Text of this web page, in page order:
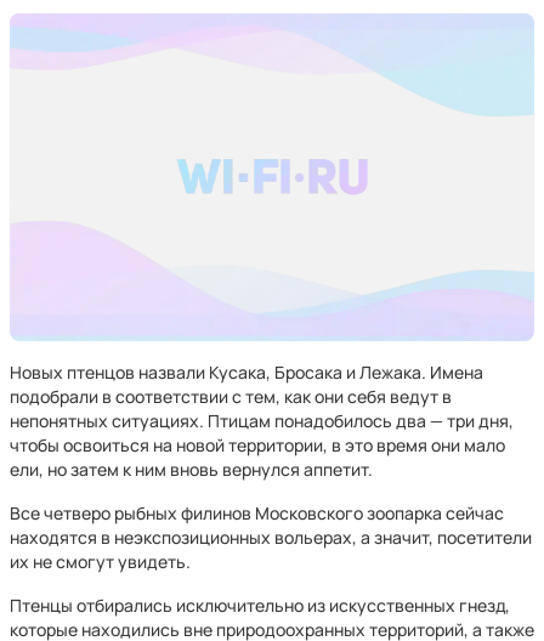
Новых птенцов назвали Кусака, Бросака и Лежака. Имена
подобрали в соответствии с тем, как они себя ведут в
непонятных ситуациях. Птицам понадобилось два — три дня,
чтобы освоиться на новой территории, в это время они мало
ели, но затем к ним вновь вернулся аппетит.
Все четверо рыбных филинов Московского зоопарка сейчас
находятся в неэкспозиционных вольерах, а значит, посетители
их не смогут увидеть.
Птенцы отбирались исключительно из искусственных гнезд,
которые находились вне природоохранных территорий, а также